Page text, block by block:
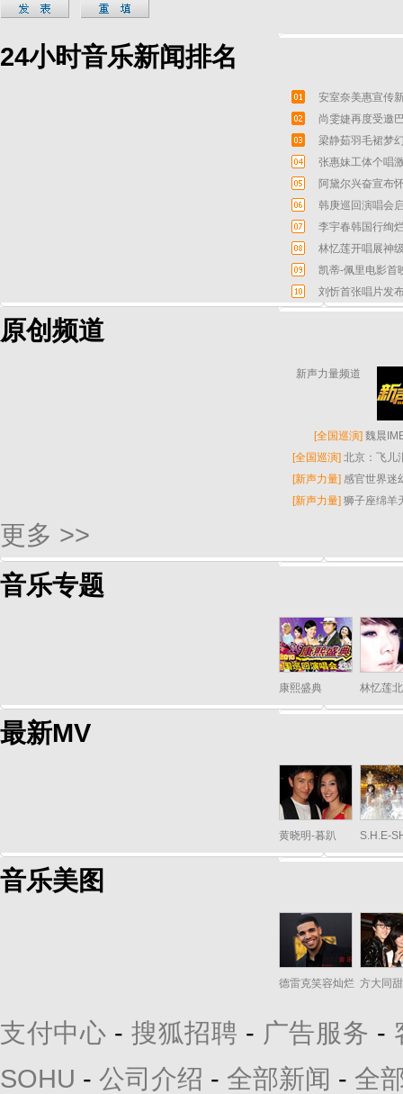
24小时音乐新闻排名
安室奈美惠宣传
尚雯婕再度受邀
梁静茹羽毛裙梦
张惠妹工体个唱
阿黛尔兴奋宣布
韩庚巡回演唱会
李宇春韩国行绚
林忆莲开唱展神
凯蒂-佩里电影首
刘忻首张唱片发
原创频道
新声力量频道
[全国巡演] 魏晨
[全国巡演] 北京：飞儿
[新声力量] 感官世界迷
[新声力量] 狮子座绵羊
更多 >>
音乐专题
康熙盛典 林忆莲
最新MV
黄晓明-暮趴 S.H.E-
音乐美图
德雷克笑容灿烂 方大同
支付中心 - 搜狐招聘 - 广告服务 -
SOHU - 公司介绍 - 全部新闻 - 全